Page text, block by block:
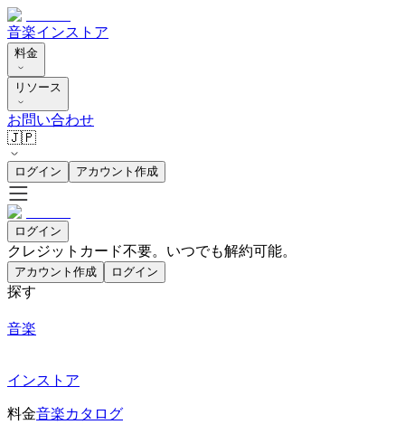
音楽インストア
料金
リソース
お問い合わせ
🇯🇵
ログイン アカウント作成
ログイン
クレジットカード不要。いつでも解約可能。
アカウント作成 ログイン
探す
音楽
インストア
料金音楽カタログ